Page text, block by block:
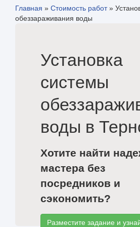
Главная » Стоимость работ»
обеззараживания воды
Установка
системы
воды в
Хотите найти
мастера без
посредников и
сэкономить?
Разместите задание и